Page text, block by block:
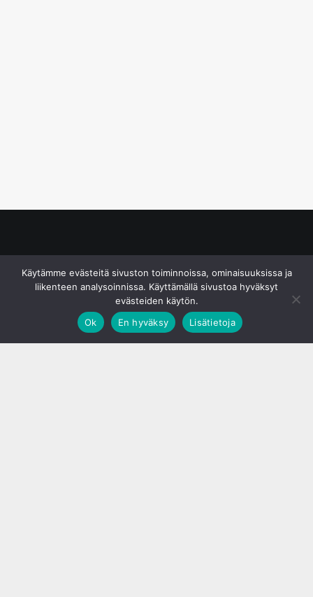
Käytämme evästeitä sivuston toiminnoissa, ominaisuuksissa ja
liikenteen analysoinnissa. Käyttämällä sivustoa hyväksyt
evästeiden käytön.
Ok
En hyväksy Lisätietoja